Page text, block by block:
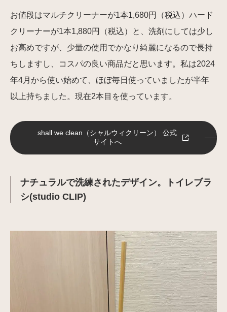
お値段はマルチクリーナーが1本1,680円（税込）ハード
クリーナーが1本1,880円（税込）と、洗剤にしては少し
お高めですが、少量の使用でかなり綺麗になるので長持
ちしますし、コスパの良い商品だと思います。私は2024
年4月から使い始めて、ほぼ毎日使っていましたが半年
以上持ちました。現在2本目を使っています。
shall we clean（シャルウィクリーン） 公式
サイトへ
ナチュラルで洗練されたデザイン。トイレブラ
シ(studio CLIP)